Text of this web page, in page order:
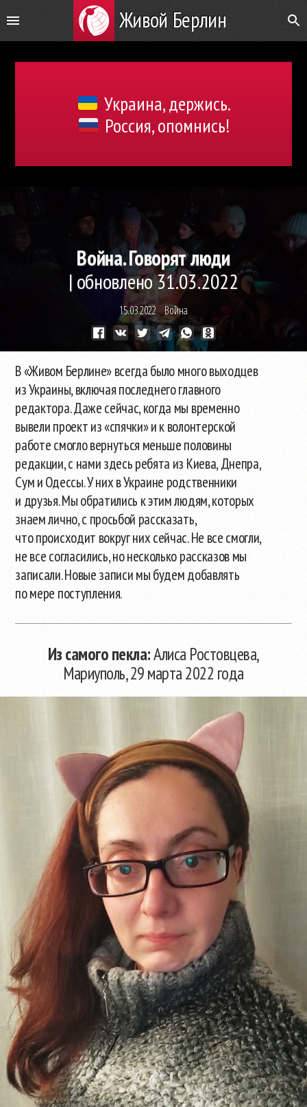
Живой Берлин
Украина, держись.
Россия, опомнись!
Война. Говорят люди
| обновлено 31.03.2022
15.03.2022Война
В «Живом Берлине» всегда было много выходцев
из Украины, включая последнего главного
редактора. Даже сейчас, когда мы временно
вывели проект из «спячки» и к волонтерской
работе смогло вернуться меньше половины
редакции, с нами здесь ребята из Киева, Днепра,
Сум и Одессы. У них в Украине родственники
и друзья. Мы обратились к этим людям, которых
знаем лично, с просьбой рассказать,
что происходит вокруг них сейчас. Не все смогли,
не все согласились, но несколько рассказов мы
записали. Новые записи мы будем добавлять
по мере поступления.
Из самого пекла:Алиса Ростовцева,
Мариуполь, 29 марта 2022 года